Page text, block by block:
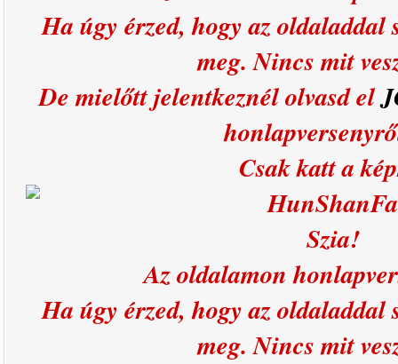
Ha úgy érzed, hogy az oldaladdal
meg. Nincs mit
De mielőtt jelentkeznél olvasd el
Csak katt a
Szia!
Az oldalamon
Ha úgy érzed, hogy az oldaladdal
meg. Nincs mit